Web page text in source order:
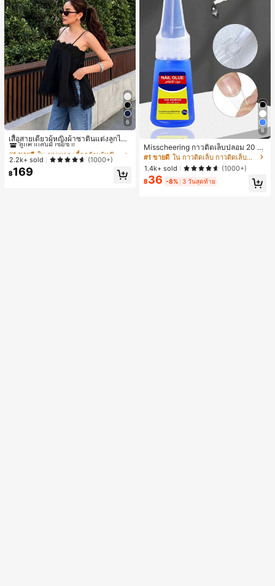
6
เสื้อสายเดี่ยวผู้หญิงผ้าซาตินแต่งลูกไม้
- เสื้อสายเดี่ยวฤดูร้อนสีขากีมีรอยผ่าด้า
นข้างที่น่าดึงดูด ลำลองสีดำ สำหรับเธอ
#1 ขายดี
ใน ชายหาด เสื้อกล้ามผู้หญิง & Camis
ลูกค้ากลับมาซื้อซ้ำ!
#1 ขายดี
ลูกค้ากลับมาซื้อซ้ำ!
#1 ขายดี
ลูกค้ากลับมาซื้อซ้ำ!
#1 ขายดี
ใน ชายหาด เสื้อกล้ามผู้หญิง & Camis
2.2k+ sold (1000+)
฿169
6
Misscheering กาวติดเล็บปลอม 20 กรั
ม แรงยึดสูง เจลสติกเกอร์เล็บนุ่ม แห้งเร็
ว เหมาะสำหรับผู้เริ่มต้นทำเล็บ ติดทนน
าน
#1 ขายดี
ใน กาวติดเล็บ กาวติดเล็บและสารยึดติด
1.4k+ sold
(1000+)
฿36 -8% 3 วันสุดท้าย